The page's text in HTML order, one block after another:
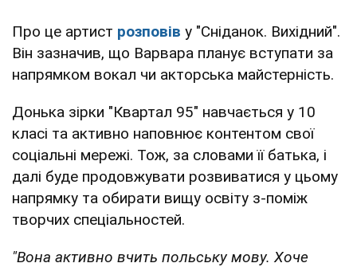
Про це артист розповів у "Сніданок. Вихідний".
Він зазначив, що Варвара планує вступати за
напрямком вокал чи акторська майстерність.
Донька зірки "Квартал 95" навчається у 10
класі та активно наповнює контентом свої
соціальні мережі. Тож, за словами її батька, і
далі буде продовжувати розвиватися у цьому
напрямку та обирати вищу освіту з-поміж
творчих спеціальностей.
"Вона активно вчить польську мову. Хоче